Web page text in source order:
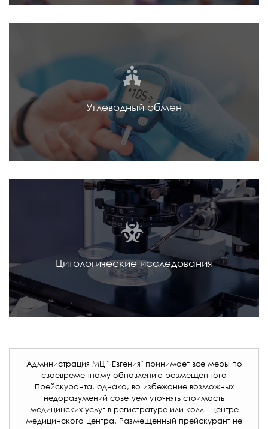
Углеводный обмен
Цитологические исследования
Администрация МЦ " Евгения" принимает все меры по
своевременному обновлению размещенного
Прейскуранта, однако, во избежание возможных
недоразумений советуем уточнять стоимость
медицинских услуг в регистратуре или колл - центре
медицинского центра. Размещенный прейскурант не